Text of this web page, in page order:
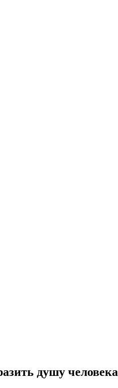
душу человека